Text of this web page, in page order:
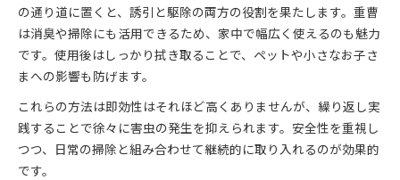
の通り道に置くと、誘引と駆除の両方の役割を果たします。重曹
は消臭や掃除にも活用できるため、家中で幅広く使えるのも魅力
です。使用後はしっかり拭き取ることで、ペットや小さなお子さ
まへの影響も防げます。
これらの方法は即効性はそれほど高くありませんが、繰り返し実
践することで徐々に害虫の発生を抑えられます。安全性を重視し
つつ、日常の掃除と組み合わせて継続的に取り入れるのが効果的
です。